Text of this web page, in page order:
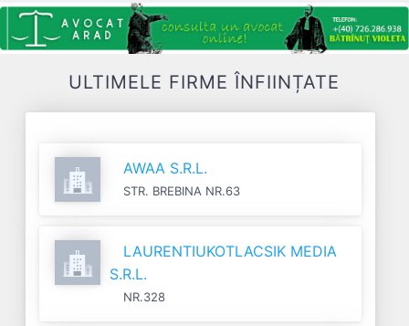
ULTIMELE FIRME ÎNFIINȚATE
AWAA S.R.L.
STR. BREBINA NR.63
LAURENTIUKOTLACSIK MEDIA
S.R.L.
NR.328